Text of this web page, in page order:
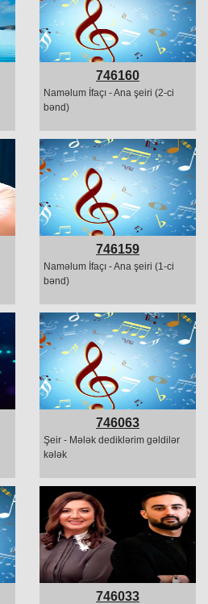
746160
Naməlum İfaçı - Ana şeiri (2-ci
bənd)
746159
Naməlum İfaçı - Ana şeiri (1-ci
bənd)
746063
Şeir - Mələk dediklərim gəldilər
kələk
746033